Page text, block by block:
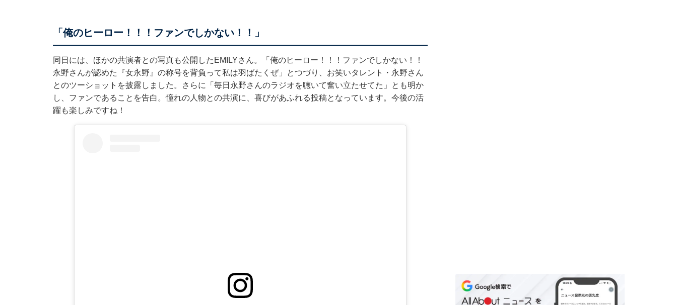
「俺のヒーロー！！！ファンでしかない！！」
同日には、ほかの共演者との写真も公開したEMILYさん。「俺のヒーロー！！！ファンでしかない！！
永野さんが認めた『女永野』の称号を背負って私は羽ばたくぜ」とつづり、お笑いタレント・永野さん
とのツーショットを披露しました。さらに「毎日永野さんのラジオを聴いて奮い立たせてた」とも明か
し、ファンであることを告白。憧れの人物との共演に、喜びがあふれる投稿となっています。今後の活
躍も楽しみですね！